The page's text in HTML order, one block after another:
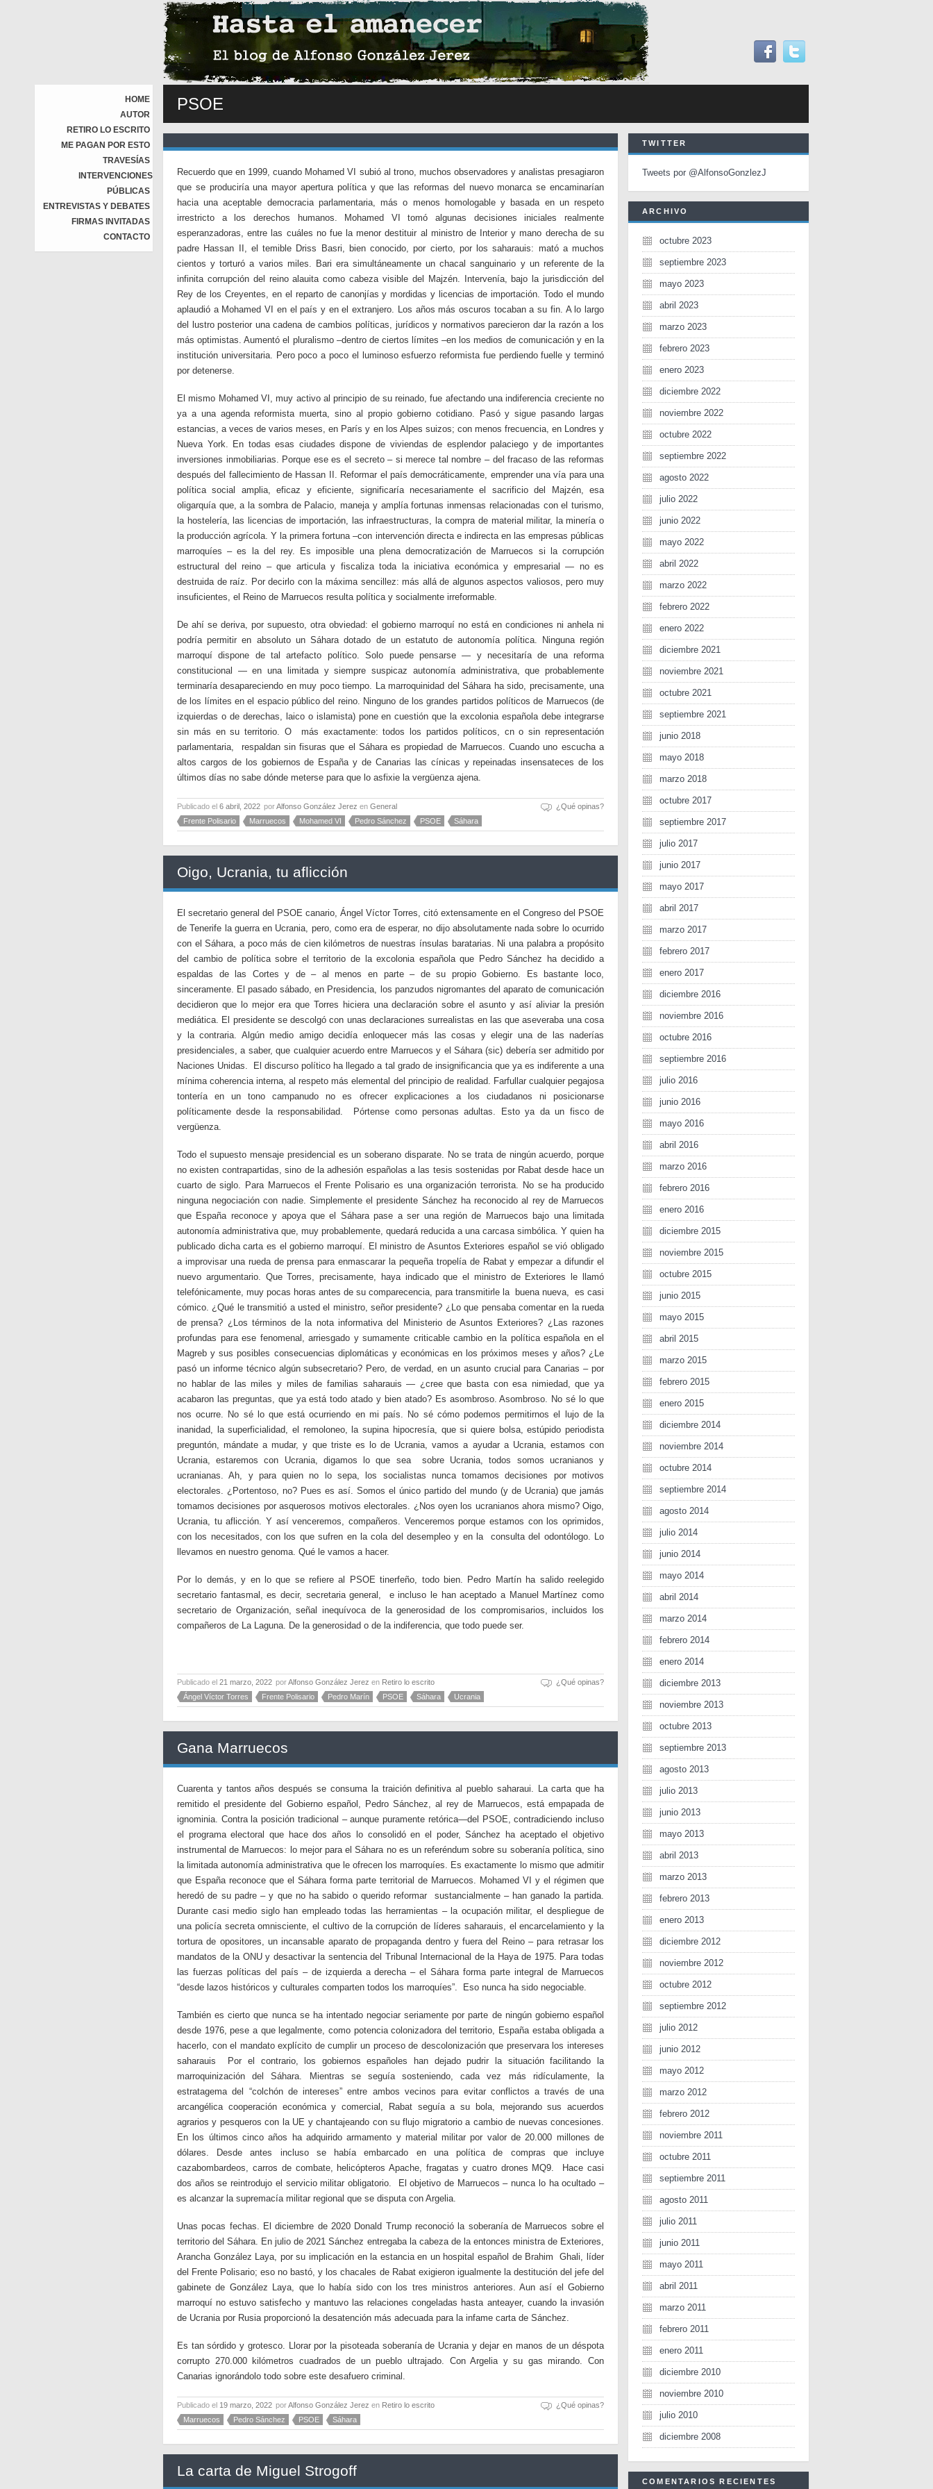
HOME
AUTOR
RETIRO LO ESCRITO
ME PAGAN POR ESTO
TRAVESÍAS
INTERVENCIONES
PÚBLICAS
ENTREVISTAS Y DEBATES
FIRMAS INVITADAS
CONTACTO
PSOE
Recuerdo que en 1999, cuando Mohamed VI subió al trono, muchos observadores y analistas presagiaron
que se produciría una mayor apertura política y que las reformas del nuevo monarca se encaminarían
hacia una aceptable democracia parlamentaria, más o menos homologable y basada en un respeto
irrestricto a los derechos humanos. Mohamed VI tomó algunas decisiones iniciales realmente
esperanzadoras, entre las cuáles no fue la menor destituir al ministro de Interior y mano derecha de su
padre Hassan II, el temible Driss Basri, bien conocido, por cierto, por los saharauis: mató a muchos
cientos y torturó a varios miles. Bari era simultáneamente un chacal sanguinario y un referente de la
infinita corrupción del reino alauita como cabeza visible del Majzén. Intervenía, bajo la jurisdicción del
Rey de los Creyentes, en el reparto de canonjías y mordidas y licencias de importación. Todo el mundo
aplaudió a Mohamed VI en el país y en el extranjero. Los años más oscuros tocaban a su fin. A lo largo
del lustro posterior una cadena de cambios políticas, jurídicos y normativos parecieron dar la razón a los
más optimistas. Aumentó el pluralismo –dentro de ciertos límites –en los medios de comunicación y en la
institución universitaria. Pero poco a poco el luminoso esfuerzo reformista fue perdiendo fuelle y terminó
por detenerse.
El mismo Mohamed VI, muy activo al principio de su reinado, fue afectando una indiferencia creciente no
ya a una agenda reformista muerta, sino al propio gobierno cotidiano. Pasó y sigue pasando largas
estancias, a veces de varios meses, en París y en los Alpes suizos; con menos frecuencia, en Londres y
Nueva York. En todas esas ciudades dispone de viviendas de esplendor palaciego y de importantes
inversiones inmobiliarias. Porque ese es el secreto – si merece tal nombre – del fracaso de las reformas
después del fallecimiento de Hassan II. Reformar el país democráticamente, emprender una vía para una
política social amplia, eficaz y eficiente, significaría necesariamente el sacrificio del Majzén, esa
oligarquía que, a la sombra de Palacio, maneja y amplía fortunas inmensas relacionadas con el turismo,
la hostelería, las licencias de importación, las infraestructuras, la compra de material militar, la minería o
la producción agrícola. Y la primera fortuna –con intervención directa e indirecta en las empresas públicas
marroquíes – es la del rey. Es imposible una plena democratización de Marruecos si la corrupción
estructural del reino – que articula y fiscaliza toda la iniciativa económica y empresarial — no es
destruida de raíz. Por decirlo con la máxima sencillez: más allá de algunos aspectos valiosos, pero muy
insuficientes, el Reino de Marruecos resulta política y socialmente irreformable.
De ahí se deriva, por supuesto, otra obviedad: el gobierno marroquí no está en condiciones ni anhela ni
podría permitir en absoluto un Sáhara dotado de un estatuto de autonomía política. Ninguna región
marroquí dispone de tal artefacto político. Solo puede pensarse — y necesitaría de una reforma
constitucional — en una limitada y siempre suspicaz autonomía administrativa, que probablemente
terminaría desapareciendo en muy poco tiempo. La marroquinidad del Sáhara ha sido, precisamente, una
de los límites en el espacio público del reino. Ninguno de los grandes partidos políticos de Marruecos (de
izquierdas o de derechas, laico o islamista) pone en cuestión que la excolonia española debe integrarse
sin más en su territorio. O más exactamente: todos los partidos políticos, cn o sin representación
parlamentaria, respaldan sin fisuras que el Sáhara es propiedad de Marruecos. Cuando uno escucha a
altos cargos de los gobiernos de España y de Canarias las cínicas y repeinadas insensateces de los
últimos días no sabe dónde meterse para que lo asfixie la vergüenza ajena.
Publicado el 6 abril, 2022 porAlfonso González Jerez en General
¿Qué opinas?
Frente Polisario
Marruecos Mohamed VI Pedro Sánchez PSOE Sáhara
Oigo, Ucrania, tu aflicción
El secretario general del PSOE canario, Ángel Víctor Torres, citó extensamente en el Congreso del PSOE
de Tenerife la guerra en Ucrania, pero, como era de esperar, no dijo absolutamente nada sobre lo ocurrido
con el Sáhara, a poco más de cien kilómetros de nuestras ínsulas baratarias. Ni una palabra a propósito
del cambio de política sobre el territorio de la excolonia española que Pedro Sánchez ha decidido a
espaldas de las Cortes y de – al menos en parte – de su propio Gobierno. Es bastante loco,
sinceramente. El pasado sábado, en Presidencia, los panzudos nigromantes del aparato de comunicación
decidieron que lo mejor era que Torres hiciera una declaración sobre el asunto y así aliviar la presión
mediática. El presidente se descolgó con unas declaraciones surrealistas en las que aseveraba una cosa
y la contraria. Algún medio amigo decidía enloquecer más las cosas y elegir una de las naderías
presidenciales, a saber, que cualquier acuerdo entre Marruecos y el Sáhara (sic) debería ser admitido por
Naciones Unidas. El discurso político ha llegado a tal grado de insignificancia que ya es indiferente a una
mínima coherencia interna, al respeto más elemental del principio de realidad. Farfullar cualquier pegajosa
tontería en un tono campanudo no es ofrecer explicaciones a los ciudadanos ni posicionarse
políticamente desde la responsabilidad. Pórtense como personas adultas. Esto ya da un fisco de
vergüenza.
Todo el supuesto mensaje presidencial es un soberano disparate. No se trata de ningún acuerdo, porque
no existen contrapartidas, sino de la adhesión españolas a las tesis sostenidas por Rabat desde hace un
cuarto de siglo. Para Marruecos el Frente Polisario es una organización terrorista. No se ha producido
ninguna negociación con nadie. Simplemente el presidente Sánchez ha reconocido al rey de Marruecos
que España reconoce y apoya que el Sáhara pase a ser una región de Marruecos bajo una limitada
autonomía administrativa que, muy probablemente, quedará reducida a una carcasa simbólica. Y quien ha
publicado dicha carta es el gobierno marroquí. El ministro de Asuntos Exteriores español se vió obligado
a improvisar una rueda de prensa para enmascarar la pequeña tropelía de Rabat y empezar a difundir el
nuevo argumentario. Que Torres, precisamente, haya indicado que el ministro de Exteriores le llamó
telefónicamente, muy pocas horas antes de su comparecencia, para transmitirle la buena nueva, es casi
cómico. ¿Qué le transmitió a usted el ministro, señor presidente? ¿Lo que pensaba comentar en la rueda
de prensa? ¿Los términos de la nota informativa del Ministerio de Asuntos Exteriores? ¿Las razones
profundas para ese fenomenal, arriesgado y sumamente criticable cambio en la política española en el
Magreb y sus posibles consecuencias diplomáticas y económicas en los próximos meses y años? ¿Le
pasó un informe técnico algún subsecretario? Pero, de verdad, en un asunto crucial para Canarias – por
no hablar de las miles y miles de familias saharauis — ¿cree que basta con esa nimiedad, que ya
acabaron las preguntas, que ya está todo atado y bien atado? Es asombroso. Asombroso. No sé lo que
nos ocurre. No sé lo que está ocurriendo en mi país. No sé cómo podemos permitirnos el lujo de la
inanidad, la superficialidad, el remoloneo, la supina hipocresía, que si quiere bolsa, estúpido periodista
preguntón, mándate a mudar, y que triste es lo de Ucrania, vamos a ayudar a Ucrania, estamos con
Ucrania, estaremos con Ucrania, digamos lo que sea sobre Ucrania, todos somos ucranianos y
ucranianas. Ah, y para quien no lo sepa, los socialistas nunca tomamos decisiones por motivos
electorales. ¿Portentoso, no? Pues es así. Somos el único partido del mundo (y de Ucrania) que jamás
tomamos decisiones por asquerosos motivos electorales. ¿Nos oyen los ucranianos ahora mismo? Oigo,
Ucrania, tu aflicción. Y así venceremos, compañeros. Venceremos porque estamos con los oprimidos,
con los necesitados, con los que sufren en la cola del desempleo y en la consulta del odontólogo. Lo
llevamos en nuestro genoma. Qué le vamos a hacer.
Por lo demás, y en lo que se refiere al PSOE tinerfeño, todo bien. Pedro Martín ha salido reelegido
secretario fantasmal, es decir, secretaria general, e incluso le han aceptado a Manuel Martínez como
secretario de Organización, señal inequívoca de la generosidad de los compromisarios, incluidos los
compañeros de La Laguna. De la generosidad o de la indiferencia, que todo puede ser.
Publicado el 21 marzo, 2022 porAlfonso González Jerez en Retiro lo escrito
¿Qué opinas?
Ángel Víctor Torres
Frente Polisario Pedro Marín PSOE Sáhara Ucrania
Gana Marruecos
Cuarenta y tantos años después se consuma la traición definitiva al pueblo saharaui. La carta que ha
remitido el presidente del Gobierno español, Pedro Sánchez, al rey de Marruecos, está empapada de
ignominia. Contra la posición tradicional – aunque puramente retórica—del PSOE, contradiciendo incluso
el programa electoral que hace dos años lo consolidó en el poder, Sánchez ha aceptado el objetivo
instrumental de Marruecos: lo mejor para el Sáhara no es un referéndum sobre su soberanía política, sino
la limitada autonomía administrativa que le ofrecen los marroquíes. Es exactamente lo mismo que admitir
que España reconoce que el Sáhara forma parte territorial de Marruecos. Mohamed VI y el régimen que
heredó de su padre – y que no ha sabido o querido reformar sustancialmente – han ganado la partida.
Durante casi medio siglo han empleado todas las herramientas – la ocupación militar, el despliegue de
una policía secreta omnisciente, el cultivo de la corrupción de líderes saharauis, el encarcelamiento y la
tortura de opositores, un incansable aparato de propaganda dentro y fuera del Reino – para retrasar los
mandatos de la ONU y desactivar la sentencia del Tribunal Internacional de la Haya de 1975. Para todas
las fuerzas políticas del país – de izquierda a derecha – el Sáhara forma parte integral de Marruecos
“desde lazos históricos y culturales comparten todos los marroquíes”. Eso nunca ha sido negociable.
También es cierto que nunca se ha intentado negociar seriamente por parte de ningún gobierno español
desde 1976, pese a que legalmente, como potencia colonizadora del territorio, España estaba obligada a
hacerlo, con el mandato explícito de cumplir un proceso de descolonización que preservara los intereses
saharauis Por el contrario, los gobiernos españoles han dejado pudrir la situación facilitando la
marroquinización del Sáhara. Mientras se seguía sosteniendo, cada vez más ridículamente, la
estratagema del “colchón de intereses” entre ambos vecinos para evitar conflictos a través de una
arcangélica cooperación económica y comercial, Rabat seguía a su bola, mejorando sus acuerdos
agrarios y pesqueros con la UE y chantajeando con su flujo migratorio a cambio de nuevas concesiones.
En los últimos cinco años ha adquirido armamento y material militar por valor de 20.000 millones de
dólares. Desde antes incluso se había embarcado en una política de compras que incluye
cazabombardeos, carros de combate, helicópteros Apache, fragatas y cuatro drones MQ9. Hace casi
dos años se reintrodujo el servicio militar obligatorio. El objetivo de Marruecos – nunca lo ha ocultado –
es alcanzar la supremacía militar regional que se disputa con Argelia.
Unas pocas fechas. El diciembre de 2020 Donald Trump reconoció la soberanía de Marruecos sobre el
territorio del Sáhara. En julio de 2021 Sánchez entregaba la cabeza de la entonces ministra de Exteriores,
Arancha González Laya, por su implicación en la estancia en un hospital español de Brahim Ghali, líder
del Frente Polisario; eso no bastó, y los chacales de Rabat exigieron igualmente la destitución del jefe del
gabinete de González Laya, que lo había sido con los tres ministros anteriores. Aun así el Gobierno
marroquí no estuvo satisfecho y mantuvo las relaciones congeladas hasta anteayer, cuando la invasión
de Ucrania por Rusia proporcionó la desatención más adecuada para la infame carta de Sánchez.
Es tan sórdido y grotesco. Llorar por la pisoteada soberanía de Ucrania y dejar en manos de un déspota
corrupto 270.000 kilómetros cuadrados de un pueblo ultrajado. Con Argelia y su gas mirando. Con
Canarias ignorándolo todo sobre este desafuero criminal.
Publicado el 19 marzo, 2022 porAlfonso González Jerez en Retiro lo escrito
¿Qué opinas?
Marruecos
Pedro Sánchez PSOE Sáhara
La carta de Miguel Strogoff
TWITTER
Tweets por @AlfonsoGonzlezJ
ARCHIVO
octubre 2023
septiembre 2023
mayo 2023
abril 2023
marzo 2023
febrero 2023
enero 2023
diciembre 2022
noviembre 2022
octubre 2022
septiembre 2022
agosto 2022
julio 2022
junio 2022
mayo 2022
abril 2022
marzo 2022
febrero 2022
enero 2022
diciembre 2021
noviembre 2021
octubre 2021
septiembre 2021
junio 2018
mayo 2018
marzo 2018
octubre 2017
septiembre 2017
julio 2017
junio 2017
mayo 2017
abril 2017
marzo 2017
febrero 2017
enero 2017
diciembre 2016
noviembre 2016
octubre 2016
septiembre 2016
julio 2016
junio 2016
mayo 2016
abril 2016
marzo 2016
febrero 2016
enero 2016
diciembre 2015
noviembre 2015
octubre 2015
junio 2015
mayo 2015
abril 2015
marzo 2015
febrero 2015
enero 2015
diciembre 2014
noviembre 2014
octubre 2014
septiembre 2014
agosto 2014
julio 2014
junio 2014
mayo 2014
abril 2014
marzo 2014
febrero 2014
enero 2014
diciembre 2013
noviembre 2013
octubre 2013
septiembre 2013
agosto 2013
julio 2013
junio 2013
mayo 2013
abril 2013
marzo 2013
febrero 2013
enero 2013
diciembre 2012
noviembre 2012
octubre 2012
septiembre 2012
julio 2012
junio 2012
mayo 2012
marzo 2012
febrero 2012
noviembre 2011
octubre 2011
septiembre 2011
agosto 2011
julio 2011
junio 2011
mayo 2011
abril 2011
marzo 2011
febrero 2011
enero 2011
diciembre 2010
noviembre 2010
julio 2010
diciembre 2008
COMENTARIOS RECIENTES